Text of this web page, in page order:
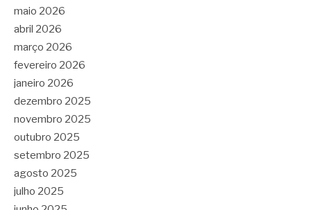
maio 2026
abril 2026
março 2026
fevereiro 2026
janeiro 2026
dezembro 2025
novembro 2025
outubro 2025
setembro 2025
agosto 2025
julho 2025